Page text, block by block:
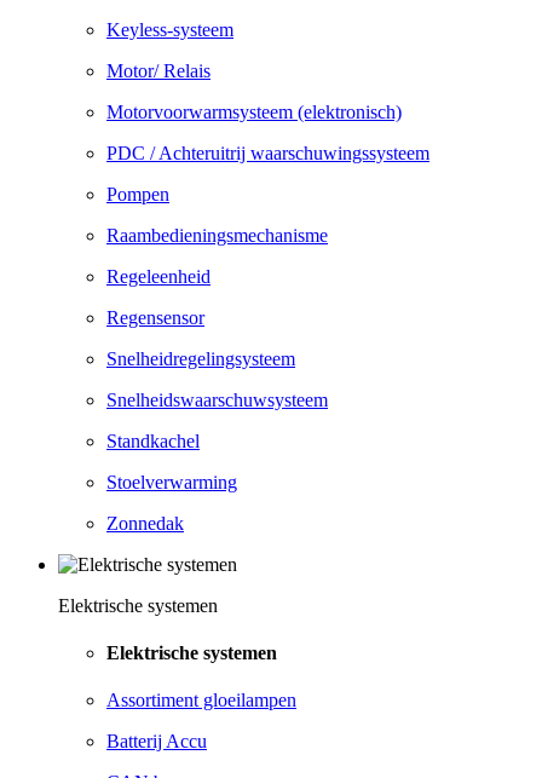
Keyless-systeem
Motor/ Relais
Motorvoorwarmsysteem (elektronisch)
PDC / Achteruitrij waarschuwingssysteem
Pompen
Raambedieningsmechanisme
Regeleenheid
Regensensor
Snelheidregelingsysteem
Snelheidswaarschuwsysteem
Standkachel
Stoelverwarming
Zonnedak
Elektrische systemen
Elektrische systemen
Assortiment gloeilampen
Batterij Accu